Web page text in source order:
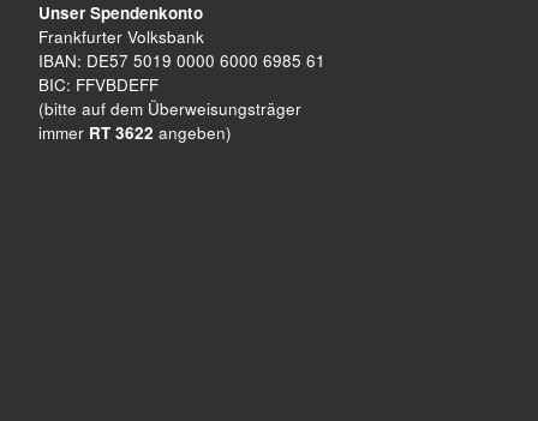
Unser Spendenkonto
Frankfurter Volksbank
IBAN: DE57 5019 0000 6000 6985 61
BIC: FFVBDEFF
(bitte auf dem Überweisungsträger
immer RT 3622 angeben)